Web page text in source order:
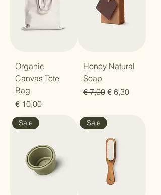
Organic
Canvas Tote
Bag
Price
€ 10,00
Honey Natural
Soap
Regular Price
€ 7,00 Sale Price
€ 6,30
Sale Sale